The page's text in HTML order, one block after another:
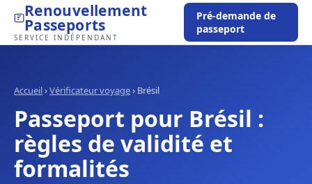
Renouvellement
Passeports
SERVICE INDÉPENDANT
Pré-demande de
passeport
Accueil›Vérificateur voyage› Brésil
Passeport pour Brésil :
règles de validité et
formalités